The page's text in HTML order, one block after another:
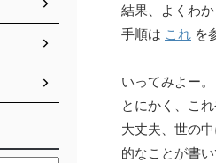
結果、よくわか
手順は これ を
いってみよー。
とにかく、こ
大丈夫、世の
的なことが書